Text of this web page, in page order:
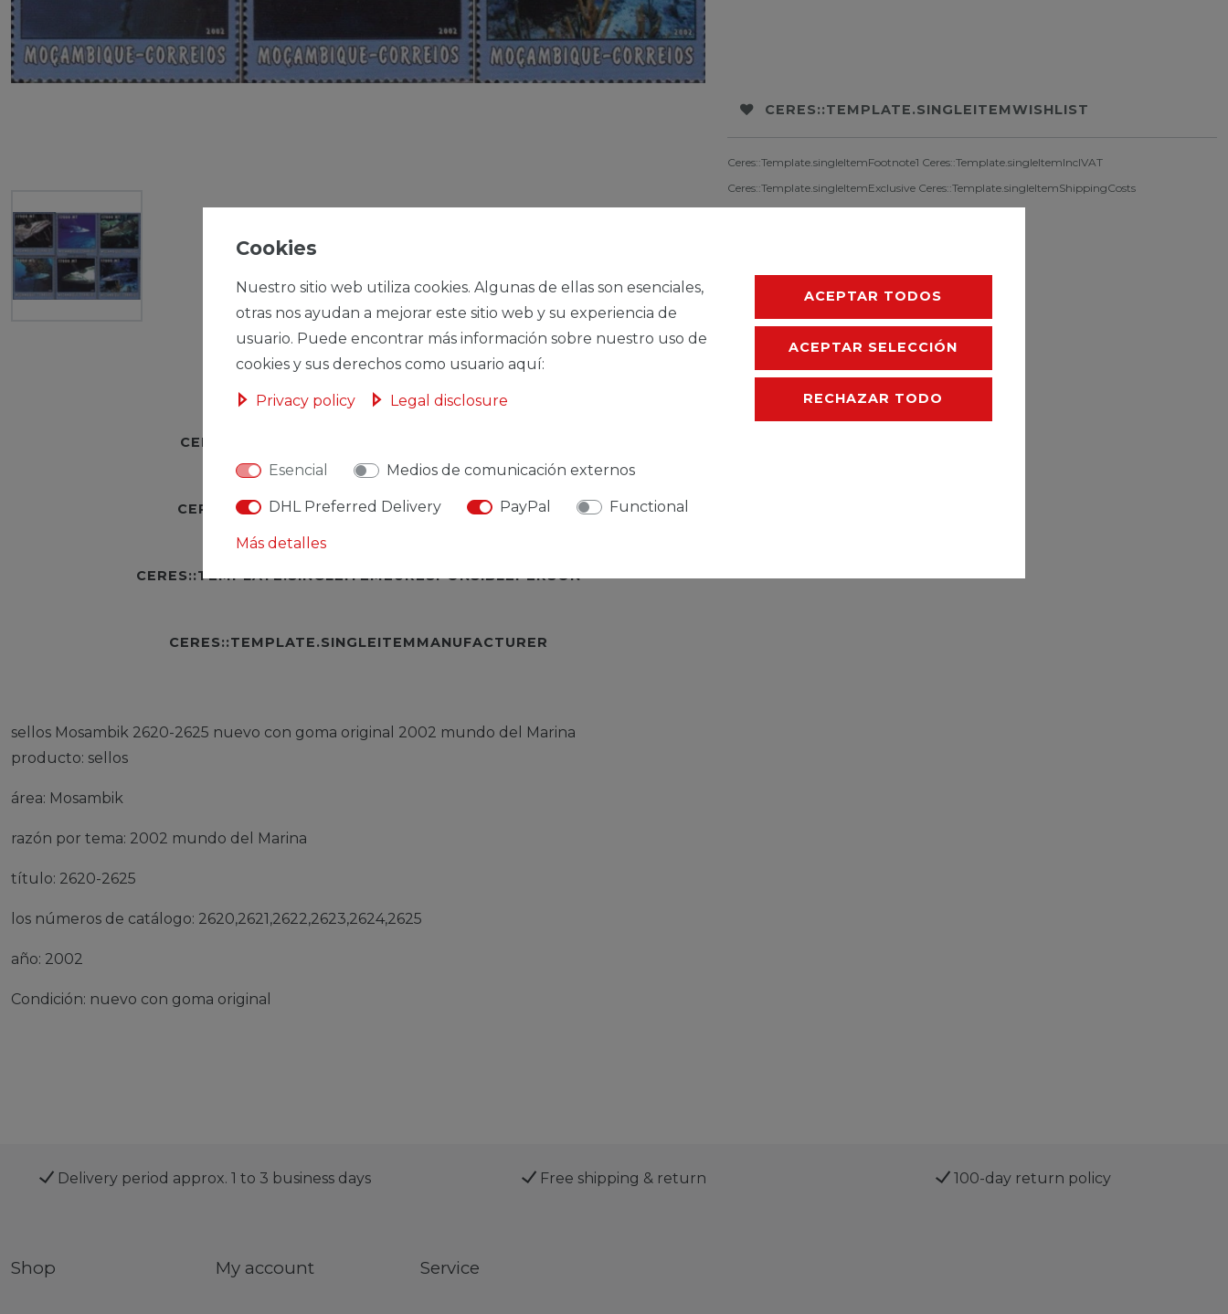
CERES::TEMPLATE.SINGLEITEMWISHLIST
Ceres::Template.singleItemFootnote1 Ceres::Template.singleItemInclVAT
Ceres::Template.singleItemExclusive Ceres::Template.singleItemShippingCosts
CERES::TEMPLATE.SINGLEITEMDESCRIPTION
CERES::TEMPLATE.SINGLEITEMMOREDETAILS
CERES::TEMPLATE.SINGLEITEMEURESPONSIBLEPERSON
CERES::TEMPLATE.SINGLEITEMMANUFACTURER
sellos Mosambik 2620-2625 nuevo con goma original 2002 mundo del Marina
producto: sellos
área: Mosambik
razón por tema: 2002 mundo del Marina
título: 2620-2625
los números de catálogo: 2620,2621,2622,2623,2624,2625
año: 2002
Condición: nuevo con goma original
Delivery period approx. 1 to 3 business days Free shipping & return 100-day return policy
Shop My account Service
Cookies
Nuestro sitio web utiliza cookies. Algunas de ellas son esenciales,
otras nos ayudan a mejorar este sitio web y su experiencia de
usuario. Puede encontrar más información sobre nuestro uso de
cookies y sus derechos como usuario aquí:
Privacy policy Legal disclosure
Esencial Medios de comunicación externos
DHL Preferred Delivery PayPal Functional
Más detalles
ACEPTAR TODOS
ACEPTAR SELECCIÓN
RECHAZAR TODO